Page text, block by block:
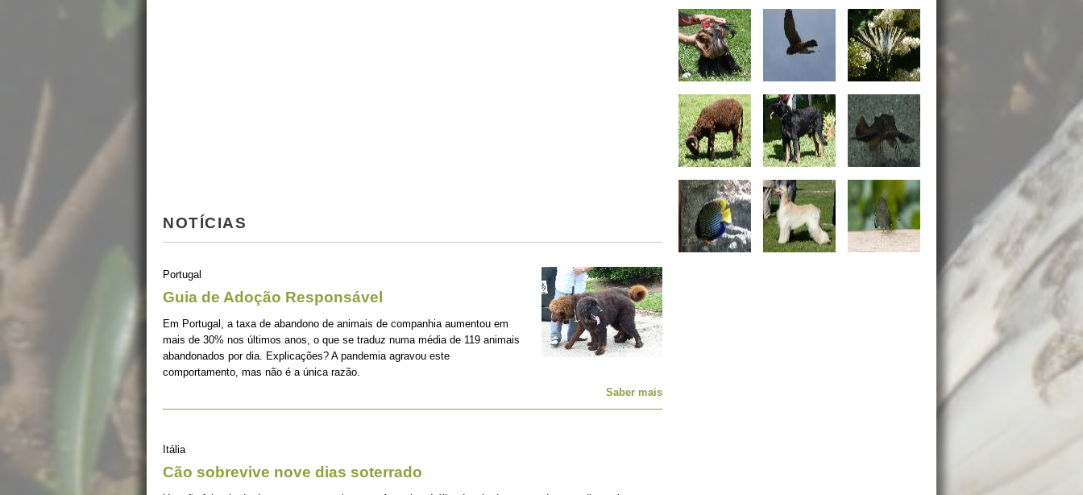
NOTÍCIAS
Portugal
Guia de Adoção Responsável
Em Portugal, a taxa de abandono de animais de companhia aumentou em
mais de 30% nos últimos anos, o que se traduz numa média de 119 animais
abandonados por dia. Explicações? A pandemia agravou este
comportamento, mas não é a única razão.
Saber mais
Itália
Cão sobrevive nove dias soterrado